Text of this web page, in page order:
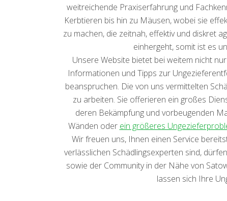
weitreichende Praxiserfahrung und
Kerbtieren bis hin zu Mäusen, wobei sie
zu machen, die zeitnah, effektiv und diskret
einhergeht, somit ist es
Unsere Website bietet bei weitem nicht
Informationen und Tipps zur
beanspruchen. Die von uns vermittelten
zu arbeiten. Sie offerieren ein großes
deren Bekämpfung und vorbeugenden
Wänden oder ein größeres
Wir freuen uns, Ihnen einen Service
verlässlichen Schädlingsexperten sind,
sowie der Community in der Nähe von
lassen sich Ihre